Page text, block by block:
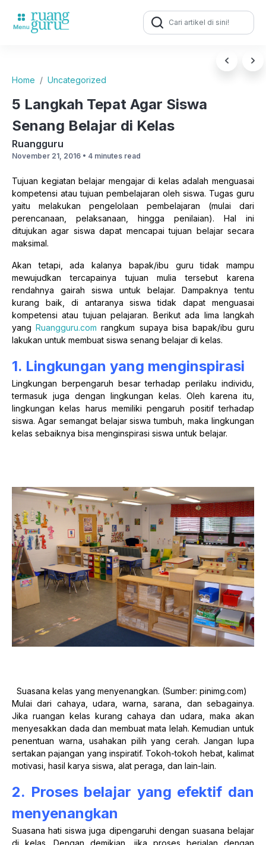
Search
for:
Home Uncategorized
5 Langkah Tepat Agar Siswa
Senang Belajar di Kelas
Ruangguru
November 21, 2016 • 4 minutes read
Tujuan kegiatan belajar mengajar di kelas adalah menguasai
kompetensi atau tujuan pembelajaran oleh siswa. Tugas guru
yaitu melakukan pengelolaan pembelajaran (mulai dari
perencanaan, pelaksanaan, hingga penilaian). Hal ini
ditujukan agar siswa dapat mencapai tujuan belajar secara
maksimal.
Akan tetapi, ada kalanya bapak/ibu guru tidak mampu
mewujudkan tercapainya tujuan mulia tersebut karena
rendahnya gairah siswa untuk belajar. Dampaknya tentu
kurang baik, di antaranya siswa tidak dapat menguasai
kompetensi atau tujuan pelajaran. Berikut ada lima langkah
yangRuangguru.com rangkum supaya bisa bapak/ibu guru
lakukan untuk membuat siswa senang belajar di kelas.
1. Lingkungan yang menginspirasi
Lingkungan berpengaruh besar terhadap perilaku individu,
termasuk juga dengan lingkungan kelas. Oleh karena itu,
lingkungan kelas harus memiliki pengaruh positif terhadap
siswa. Agar semangat belajar siswa tumbuh, maka lingkungan
kelas sebaiknya bisa menginspirasi siswa untuk belajar.
Suasana kelas yang menyenangkan. (Sumber: pinimg.com)
Mulai dari cahaya, udara, warna, sarana, dan sebagainya.
Jika ruangan kelas kurang cahaya dan udara, maka akan
menyesakkan dada dan membuat mata lelah. Kemudian untuk
penentuan warna, usahakan pilih yang cerah. Jangan lupa
sertakan pajangan yang inspiratif. Tokoh-tokoh hebat, kalimat
motivasi, hasil karya siswa, alat peraga, dan lain-lain.
2. Proses belajar yang efektif dan
menyenangkan
Suasana hati siswa juga dipengaruhi dengan suasana belajar
di kelas. Dengan demikian, jika proses berjalan dengan